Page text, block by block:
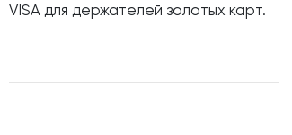
VISA для держателей золотых карт.